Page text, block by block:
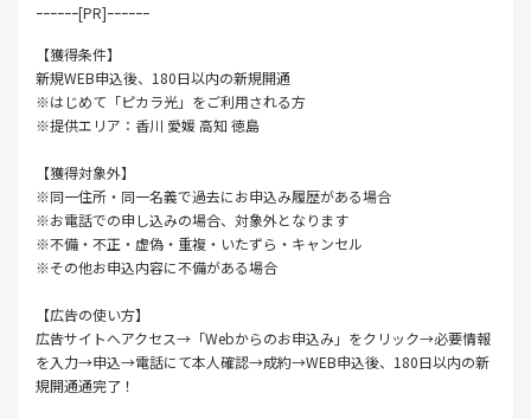
ｰｰｰｰｰｰ[PR]ｰｰｰｰｰｰ
【獲得条件】
新規WEB申込後、180日以内の新規開通
※はじめて「ピカラ光」をご利用される方
※提供エリア：香川 愛媛 高知 徳島
【獲得対象外】
※同一住所・同一名義で過去にお申込み履歴がある場合
※お電話での申し込みの場合、対象外となります
※不備・不正・虚偽・重複・いたずら・キャンセル
※その他お申込内容に不備がある場合
【広告の使い方】
広告サイトへアクセス→「Webからのお申込み」をクリック→必要情報
を入力→申込→電話にて本人確認→成約→WEB申込後、180日以内の新
規開通通完了！